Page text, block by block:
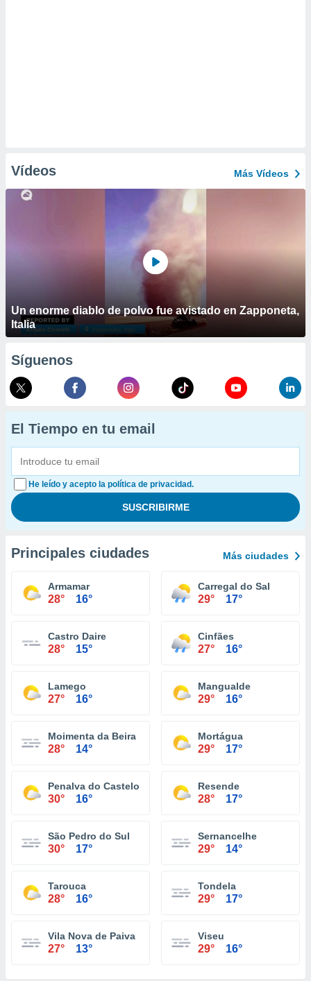
Vídeos Más Vídeos
Un enorme diablo de polvo fue avistado en Zapponeta,
Italia
Síguenos
El Tiempo en tu email
He leído y acepto la política de privacidad.
Principales ciudades Más ciudades
Armamar
28° 16°
Carregal do Sal
29° 17°
Castro Daire
28° 15°
Cinfães
27° 16°
Lamego
27° 16°
Mangualde
29° 16°
Moimenta da Beira
28° 14°
Mortágua
29° 17°
Penalva do Castelo
30° 16°
Resende
28° 17°
São Pedro do Sul
30° 17°
Sernancelhe
29° 14°
Tarouca
28° 16°
Tondela
29° 17°
Vila Nova de Paiva
27° 13°
Viseu
29° 16°